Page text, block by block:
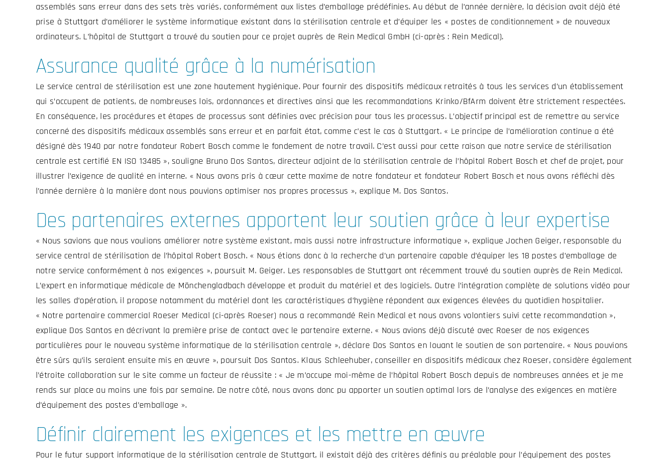
assemblés sans erreur dans des sets très variés, conformément aux listes d’emballage prédéfinies. Au début de l’année dernière, la décision avait déjà été
prise à Stuttgart d’améliorer le système informatique existant dans la stérilisation centrale et d’équiper les « postes de conditionnement » de nouveaux
ordinateurs. L’hôpital de Stuttgart a trouvé du soutien pour ce projet auprès de Rein Medical GmbH (ci-après : Rein Medical).
Assurance qualité grâce à la numérisation
Le service central de stérilisation est une zone hautement hygiénique. Pour fournir des dispositifs médicaux retraités à tous les services d’un établissement
qui s’occupent de patients, de nombreuses lois, ordonnances et directives ainsi que les recommandations Krinko/BfArm doivent être strictement respectées.
En conséquence, les procédures et étapes de processus sont définies avec précision pour tous les processus. L’objectif principal est de remettre au service
concerné des dispositifs médicaux assemblés sans erreur et en parfait état, comme c’est le cas à Stuttgart. « Le principe de l’amélioration continue a été
désigné dès 1940 par notre fondateur Robert Bosch comme le fondement de notre travail. C’est aussi pour cette raison que notre service de stérilisation
centrale est certifié EN ISO 13485 », souligne Bruno Dos Santos, directeur adjoint de la stérilisation centrale de l’hôpital Robert Bosch et chef de projet, pour
illustrer l’exigence de qualité en interne. « Nous avons pris à cœur cette maxime de notre fondateur et fondateur Robert Bosch et nous avons réfléchi dès
l’année dernière à la manière dont nous pouvions optimiser nos propres processus », explique M. Dos Santos.
Des partenaires externes apportent leur soutien grâce à leur expertise
« Nous savions que nous voulions améliorer notre système existant, mais aussi notre infrastructure informatique », explique Jochen Geiger, responsable du
service central de stérilisation de l’hôpital Robert Bosch. « Nous étions donc à la recherche d’un partenaire capable d’équiper les 18 postes d’emballage de
notre service conformément à nos exigences », poursuit M. Geiger. Les responsables de Stuttgart ont récemment trouvé du soutien auprès de Rein Medical.
L’expert en informatique médicale de Mönchengladbach développe et produit du matériel et des logiciels. Outre l’intégration complète de solutions vidéo pour
les salles d’opération, il propose notamment du matériel dont les caractéristiques d’hygiène répondent aux exigences élevées du quotidien hospitalier.
« Notre partenaire commercial Roeser Medical (ci-après Roeser) nous a recommandé Rein Medical et nous avons volontiers suivi cette recommandation »,
explique Dos Santos en décrivant la première prise de contact avec le partenaire externe. « Nous avions déjà discuté avec Roeser de nos exigences
particulières pour le nouveau système informatique de la stérilisation centrale », déclare Dos Santos en louant le soutien de son partenaire. « Nous pouvions
être sûrs qu’ils seraient ensuite mis en œuvre », poursuit Dos Santos. Klaus Schleehuber, conseiller en dispositifs médicaux chez Roeser, considère également
l’étroite collaboration sur le site comme un facteur de réussite : « Je m’occupe moi-même de l’hôpital Robert Bosch depuis de nombreuses années et je me
rends sur place au moins une fois par semaine. De notre côté, nous avons donc pu apporter un soutien optimal lors de l’analyse des exigences en matière
d’équipement des postes d’emballage ».
Définir clairement les exigences et les mettre en œuvre
Pour le futur support informatique de la stérilisation centrale de Stuttgart, il existait déjà des critères définis au préalable pour l’équipement des postes